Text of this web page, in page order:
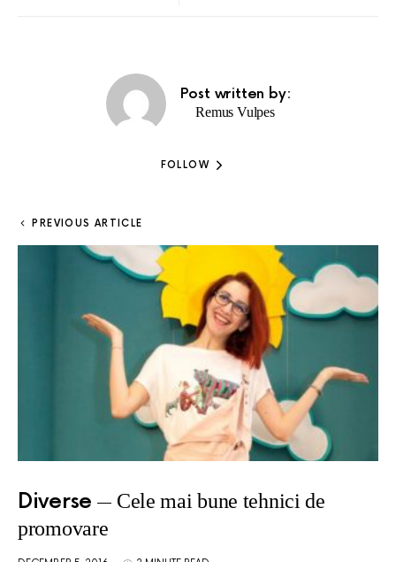
Post written by:
Remus Vulpes
FOLLOW
PREVIOUS ARTICLE
Diverse
Cele mai bune tehnici de
promovare